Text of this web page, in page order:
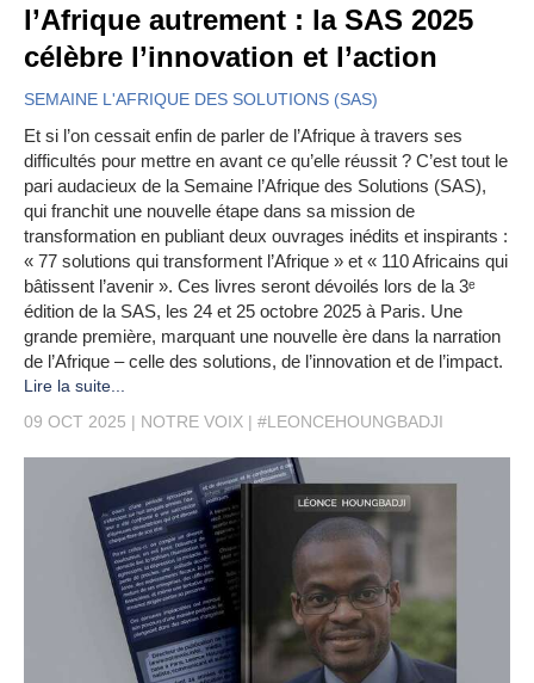
l’Afrique autrement : la SAS 2025
célèbre l’innovation et l’action
SEMAINE L'AFRIQUE DES SOLUTIONS (SAS)
Et si l’on cessait enfin de parler de l’Afrique à travers ses
difficultés pour mettre en avant ce qu’elle réussit ? C’est tout le
pari audacieux de la Semaine l’Afrique des Solutions (SAS),
qui franchit une nouvelle étape dans sa mission de
transformation en publiant deux ouvrages inédits et inspirants :
« 77 solutions qui transforment l’Afrique » et « 110 Africains qui
bâtissent l’avenir ». Ces livres seront dévoilés lors de la 3ᵉ
édition de la SAS, les 24 et 25 octobre 2025 à Paris. Une
grande première, marquant une nouvelle ère dans la narration
de l’Afrique – celle des solutions, de l’innovation et de l’impact.
Lire la suite...
09 OCT 2025
NOTRE VOIX #LEONCEHOUNGBADJI